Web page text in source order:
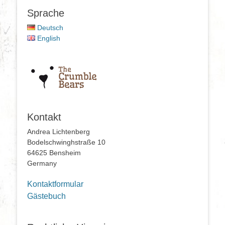
Sprache
Deutsch
English
Kontakt
Andrea Lichtenberg
Bodelschwinghstraße 10
64625 Bensheim
Germany
Kontaktformular
Gästebuch